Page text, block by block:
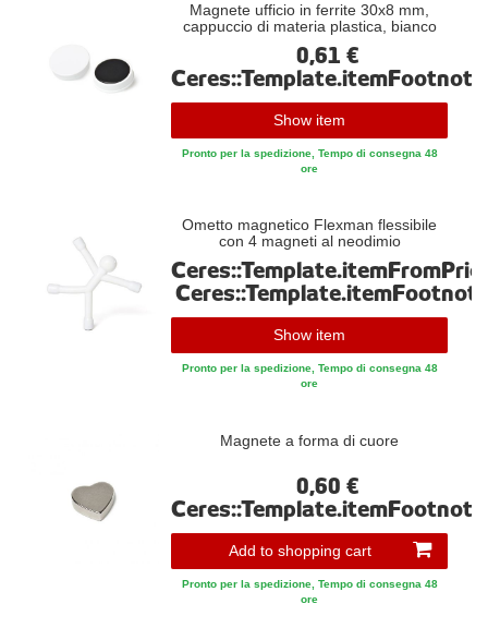
Magnete ufficio in ferrite 30x8 mm,
cappuccio di materia plastica, bianco
0,61 €
Ceres::Template.itemFootnote
Show item
Pronto per la spedizione, Tempo di consegna 48
ore
Ometto magnetico Flexman flessibile
con 4 magneti al neodimio
Ceres::Template.itemFootnote
Show item
Pronto per la spedizione, Tempo di consegna 48
ore
Magnete a forma di cuore
0,60 €
Ceres::Template.itemFootnote
Add to shopping cart
Pronto per la spedizione, Tempo di consegna 48
ore